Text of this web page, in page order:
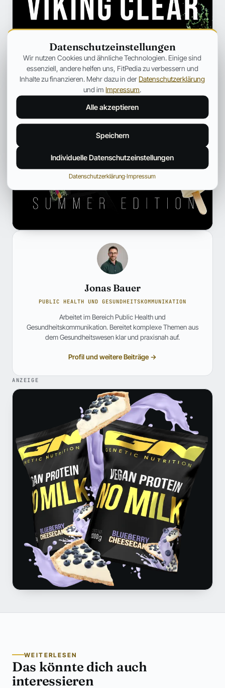
Jonas Bauer
PUBLIC HEALTH UND GESUNDHEITSKOMMUNIKATION
Arbeitet im Bereich Public Health und
Gesundheitskommunikation. Bereitet komplexe Themen aus
dem Gesundheitswesen klar und praxisnah auf.
Profil und weitere Beiträge →
ANZEIGE
WEITERLESEN
Das könnte dich auch
interessieren
Datenschutzeinstellungen
Wir nutzen Cookies und ähnliche Technologien. Einige sind
essenziell, andere helfen uns, FitPedia zu verbessern und
Inhalte zu finanzieren. Mehr dazu in der Datenschutzerklärung
und im Impressum
Alle akzeptieren
Speichern
Individuelle Datenschutzeinstellungen
Datenschutzerklärung·Impressum